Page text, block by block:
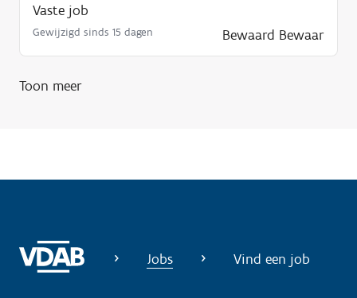
n
Vaste job
Gewijzigd sinds 15 dagen Bewaard Bewaar
Toon meer
Jobs Vind een job